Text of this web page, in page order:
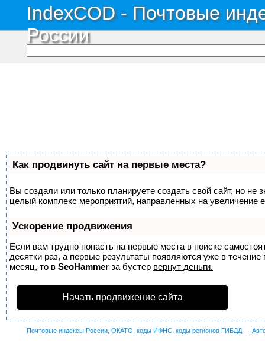
IndexCOD - Почтовые
России
Как продвинуть сайт на первые места?
Вы создали или только планируете создать свой сайт, но не
целый комплекс мероприятий, направленных на увеличение
Ускорение продвижения
Если вам трудно попасть на первые места в поиске
десятки раз, а первые результаты появляются уже в
месяц, то в SeoHammer за бустер вернут деньги.
Начать продвижение сайта
Почтовые индексы России, ОКАТО, коды ИФНС, коды регионов ГИБДД →